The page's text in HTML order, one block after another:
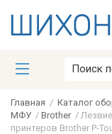
Главная / Каталог
МФУ / Brother/
принтеров Brother P-